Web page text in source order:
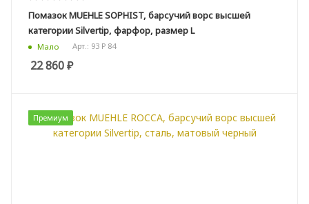
Помазок MUEHLE SOPHIST, барсучий ворс высшей
категории Silvertip, фарфор, размер L
Мало Арт.: 93 P 84
22 860₽
Премиум